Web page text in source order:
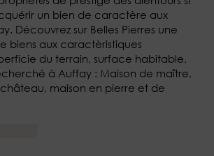
un bien de caractère aux
Découvrez sur Belles Pierres une
biens aux caractèristiques
du terrain, surface habitable,
à Auffay : Maison de maître,
maison en pierre et de